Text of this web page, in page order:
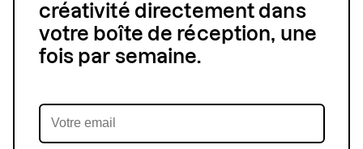
créativité directement dans
votre boîte de réception, une
fois par semaine.